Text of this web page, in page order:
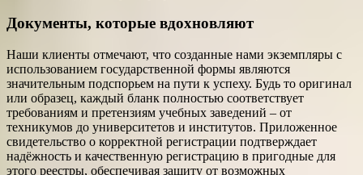
Документы, которые вдохновляют
Наши клиенты отмечают, что созданные нами экземпляры с
использованием государственной формы являются
значительным подспорьем на пути к успеху. Будь то оригинал
или образец, каждый бланк полностью соответствует
требованиям и претензиям учебных заведений – от
техникумов до университетов и институтов. Приложенное
свидетельство о корректной регистрации подтверждает
надёжность и качественную регистрацию в пригодные для
этого реестры, обеспечивая защиту от возможных